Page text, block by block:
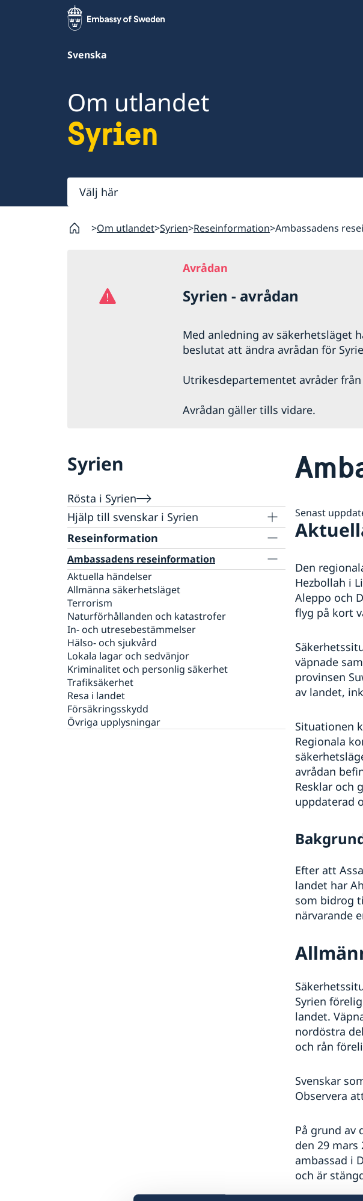
Svenska
Om utlandet
Syrien
Välj
här
Om utlandet Syrien Reseinformation Ambassadens
Avrådan
Syrien - avrådan
Med anledning av säkerhetsläget
beslutat att ändra avrådan för
Utrikesdepartementet avråder
Avrådan gäller tills vidare.
Syrien
Rösta i Syrien
Hjälp till svenskar i Syrien
Rösta i Syrien
Pass i Syrien
Samordningsnummer I Syrien
Förlust av pass
Svenskt medborgarskap
Akut hjälp
Larmcentraler
Juridisk hjälp i utlandet
Om du blir sjuk eller råkar ut för en olycka
Familjerelaterat tvång
Reseinformation
Ambassadens reseinformation
Aktuella händelser
Allmänna säkerhetsläget
Terrorism
Naturförhållanden och katastrofer
In- och utresebestämmelser
Hälso- och sjukvård
Lokala lagar och sedvänjor
Kriminalitet och personlig säkerhet
Trafiksäkerhet
Resa i landet
Försäkringsskydd
Övriga upplysningar
Senast
Den
Hezbollah i
Aleppo och
flyg på kort
väpnade
provinsen
av landet,
Situationen
Regionala
avrådan
Resklar och
uppdaterad
Efter att
landet har
som bidrog
närvarande
Syrien
landet.
nordöstra
och rån
Svenskar
Observera
På grund av
den 29
ambassad i
och är